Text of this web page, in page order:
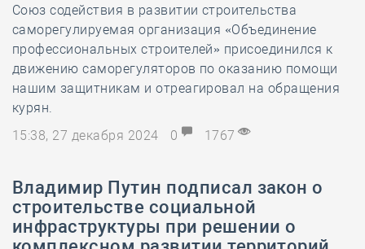
Союз содействия в развитии строительства
саморегулируемая организация «Объединение
профессиональных строителей» присоединился к
движению саморегуляторов по оказанию помощи
нашим защитникам и отреагировал на обращения
курян.
15:38, 27 декабря 2024
0 1767
Владимир Путин подписал закон о
строительстве социальной
инфраструктуры при решении о